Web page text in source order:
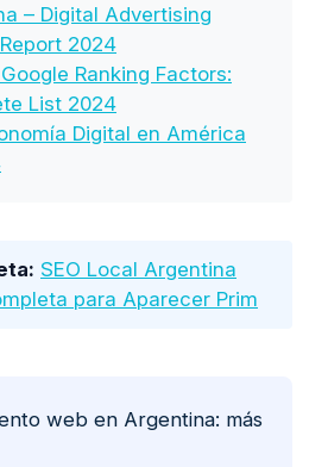
– Digital Advertising
2024
Ranking Factors:
List 2024
Digital en América
SEO Local Argentina
para Aparecer Prim
web en Argentina: más